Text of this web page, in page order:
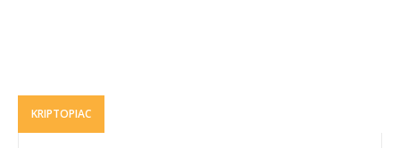
KRIPTOPIAC